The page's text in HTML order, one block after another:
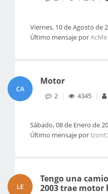
Viernes, 10 de Agosto de
Último mensaje porAcMe
CA
Motor
2 4345
Sábado, 08 de Enero de
Último mensaje por
LE
Tengo una
2003 trae motor